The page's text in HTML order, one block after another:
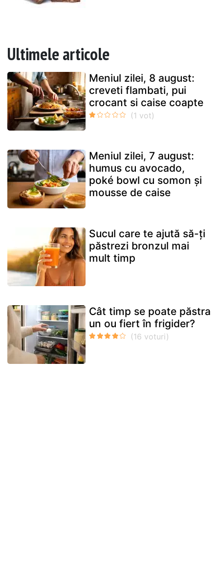
Ultimele articole
Meniul zilei, 8 august:
creveti flambati, pui
crocant si caise coapte
Meniul zilei, 7 august:
humus cu avocado,
poké bowl cu somon și
mousse de caise
Sucul care te ajută să-ți
păstrezi bronzul mai
mult timp
Cât timp se poate păstra
un ou fiert în frigider?